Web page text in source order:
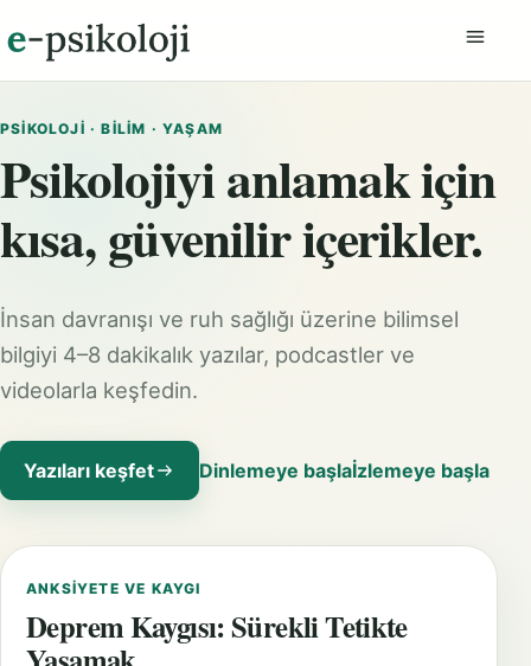
PSIKOLOJI · BILIM · YAŞAM
Psikolojiyi anlamak için
kısa, güvenilir içerikler.
İnsan davranışı ve ruh sağlığı üzerine bilimsel
bilgiyi 4–8 dakikalık yazılar, podcastler ve
videolarla keşfedin.
Yazıları keşfet Dinlemeye başlaİzlemeye başla
ANKSIYETE VE KAYGI
Deprem Kaygısı: Sürekli Tetikte